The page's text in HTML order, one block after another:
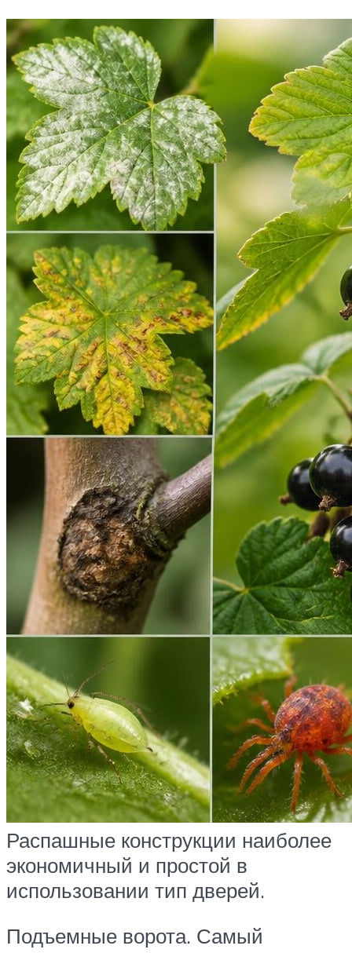
Распашные конструкции наиболее
экономичный и простой в
использовании тип дверей.
Подъемные ворота. Самый